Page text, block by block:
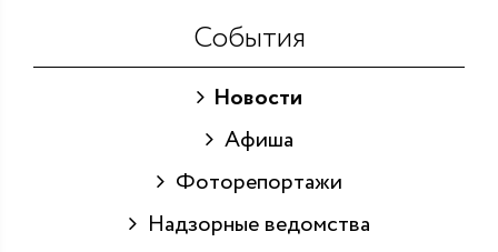
События
Новости
Афиша
Фоторепортажи
Надзорные ведомства